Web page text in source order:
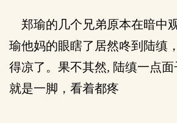
郑瑜的几个兄弟原本在暗中
瑜他妈的眼瞎了居然咚到陆缜
得凉了。果不其然, 陆缜一点
就是一脚，看着都疼